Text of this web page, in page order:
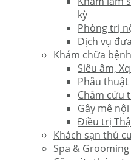
kỳ
Phòng trị
Dịch vụ
Khám chữa
Siêu âm,
Phẫu
Châm cứu
Gây mê
Điều trị
Khách sạn thú
Spa & Grooming